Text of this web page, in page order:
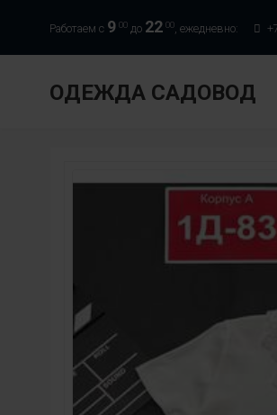
Работаем с 9 00 до 22 00, ежедневно:
ОДЕЖДА САДОВОД